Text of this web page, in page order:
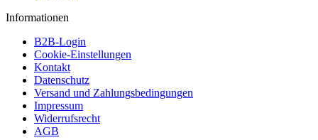
Informationen
B2B-Login
Cookie-Einstellungen
Kontakt
Datenschutz
Versand und Zahlungsbedingungen
Impressum
Widerrufsrecht
AGB